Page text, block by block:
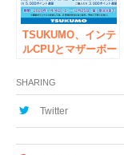
TSUKUMO、インテ
ルCPUとマザーボー
入で最大5000ポイン
ト進呈のキャンペー
ンを開催
SHARING
Twitter